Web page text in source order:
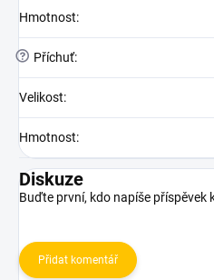
Hmotnost:
? Příchuť:
Velikost:
Hmotnost:
Diskuze
Buďte první, kdo napíše příspěvek
Přidat komentář